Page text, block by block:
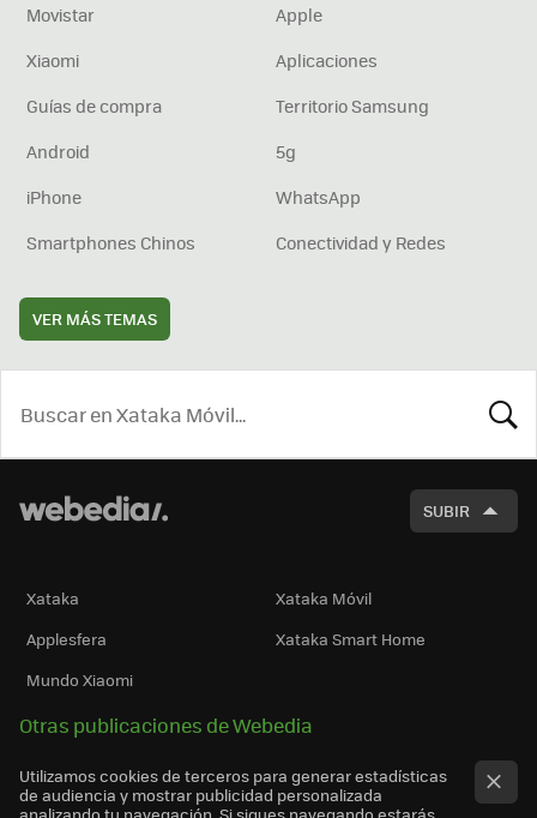
Movistar
Apple
Xiaomi
Aplicaciones
Guías de compra
Territorio Samsung
Android
5g
iPhone
WhatsApp
Smartphones Chinos
Conectividad y Redes
VER MÁS TEMAS
SUBIR
Xataka
Xataka Móvil
Applesfera
Xataka Smart Home
Mundo Xiaomi
Otras publicaciones de Webedia
Utilizamos cookies de terceros para generar estadísticas
de audiencia y mostrar publicidad personalizada